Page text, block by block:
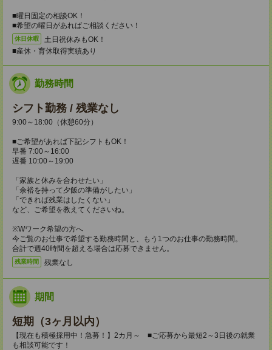
■曜日固定の相談OK！
■希望の曜日があればご相談ください！
休日休暇
土日祝休みもOK！
■産休・育休取得実績あり
勤務時間
シフト勤務 / 残業なし
9:00～18:00（休憩60分）
■ご希望があれば下記シフトもOK！
早番 7:00～16:00
遅番 10:00～19:00
「家族と休みを合わせたい」
「余裕を持って夕飯の準備がしたい」
「できれば残業はしたくない」
など、ご希望を教えてくださいね。
※Wワーク希望の方へ
今ご覧のお仕事で希望する勤務時間と、もう1つのお仕事の勤務時間。
合計で週40時間を超える場合は応募できません。
残業時間 残業なし
期間
短期（3ヶ月以内）
【現在も積極採用中！急募！】2カ月～ ■ご応募から最短2～3日後の就業
も相談可能です！